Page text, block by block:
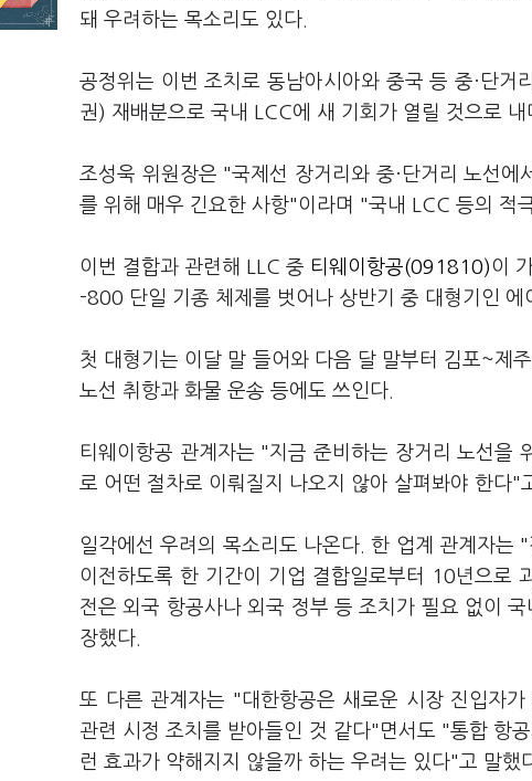
돼 우려하는 목소리도 있다.
공정위는 이번 조치로 동남아시아와 중국 등 중·단
권) 재배분으로 국내 LCC에 새 기회가 열릴 것으로 내
조성욱 위원장은 "국제선 장거리와 중·단거리 노선
를 위해 매우 긴요한 사항"이라며 "국내 LCC 등의 적
이번 결합과 관련해 LLC 중 티웨이항공(091810)이
-800 단일 기종 체제를 벗어나 상반기 중 대형기인
첫 대형기는 이달 말 들어와 다음 달 말부터 김포~제
노선 취항과 화물 운송 등에도 쓰인다.
티웨이항공 관계자는 "지금 준비하는 장거리 노선을
로 어떤 절차로 이뤄질지 나오지 않아 살펴봐야 한다"
일각에선 우려의 목소리도 나온다. 한 업계 관계자는
이전하도록 한 기간이 기업 결합일로부터 10년으로
전은 외국 항공사나 외국 정부 등 조치가 필요 없이
장했다.
또 다른 관계자는 "대한항공은 새로운 시장 진입자
관련 시정 조치를 받아들인 것 같다"면서도 "통합 항
런 효과가 약해지지 않을까 하는 우려는 있다"고 말했